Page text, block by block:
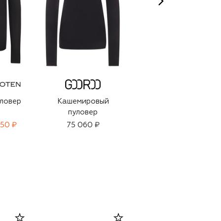
₽
Кашемировый
пуловер
75 060 ₽